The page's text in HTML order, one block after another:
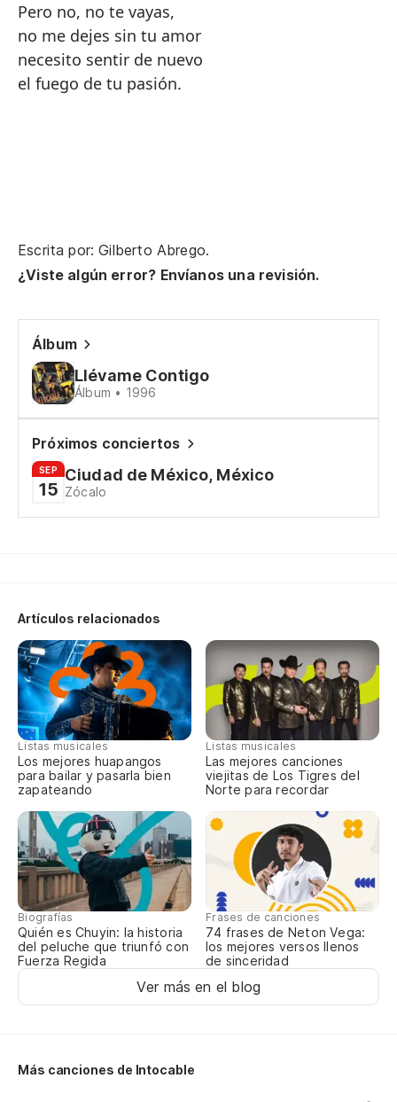
Pero no, no te vayas,
no me dejes sin tu amor
necesito sentir de nuevo
el fuego de tu pasión.
Escrita por: Gilberto Abrego.
¿Viste algún error? Envíanos una revisión.
Álbum
Llévame Contigo
Álbum • 1996
Próximos conciertos
SEP
15
Ciudad de México, México
Zócalo
Artículos relacionados
Listas musicales
Los mejores huapangos
para bailar y pasarla bien
zapateando
Listas musicales
Las mejores canciones
viejitas de Los Tigres del
Norte para recordar
Biografías
Quién es Chuyin: la historia
del peluche que triunfó con
Fuerza Regida
Frases de canciones
74 frases de Neton Vega:
los mejores versos llenos
de sinceridad
Ver más en el blog
Más canciones de Intocable